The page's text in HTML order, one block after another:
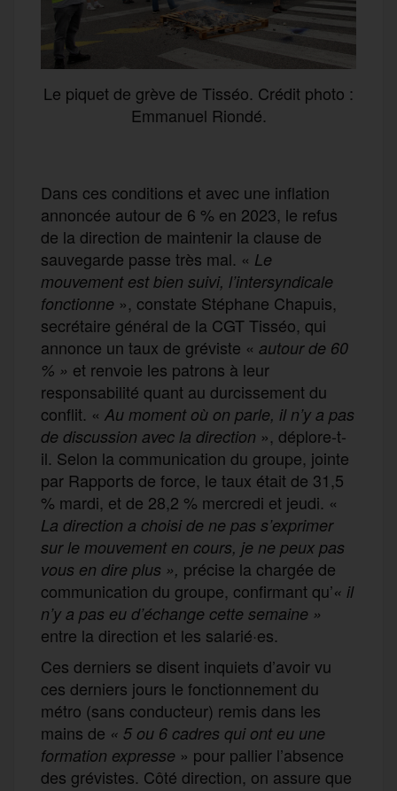
Le piquet de grève de Tisséo. Crédit photo :
Emmanuel Riondé.
Dans ces conditions et avec une inflation
annoncée autour de 6 % en 2023, le refus
de la direction de maintenir la clause de
sauvegarde passe très mal. « Le
mouvement est bien suivi, l’intersyndicale
fonctionne », constate Stéphane Chapuis,
secrétaire général de la CGT Tisséo, qui
annonce un taux de gréviste « autour de 60
% » et renvoie les patrons à leur
responsabilité quant au durcissement du
conflit. « Au moment où on parle, il n’y a pas
de discussion avec la direction », déplore-t-
il. Selon la communication du groupe, jointe
par Rapports de force, le taux était de 31,5
% mardi, et de 28,2 % mercredi et jeudi. «
La direction a choisi de ne pas s’exprimer
sur le mouvement en cours, je ne peux pas
vous en dire plus », précise la chargée de
communication du groupe, confirmant qu’« il
n’y a pas eu d’échange cette semaine »
entre la direction et les salarié·es.
Ces derniers se disent inquiets d’avoir vu
ces derniers jours le fonctionnement du
métro (sans conducteur) remis dans les
mains de « 5 ou 6 cadres qui ont eu une
formation expresse » pour pallier l’absence
des grévistes. Côté direction, on assure que